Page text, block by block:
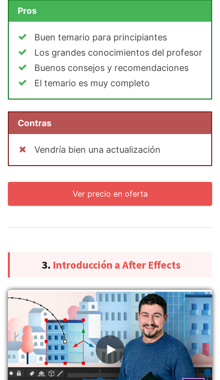
Pros
Buen temario para principiantes
Los grandes conocimientos del profesor
Buenos consejos y recomendaciones
El temario es muy completo
Contras
Vendría bien una actualización
Ver precio en oferta
3. Introducción a After Effects